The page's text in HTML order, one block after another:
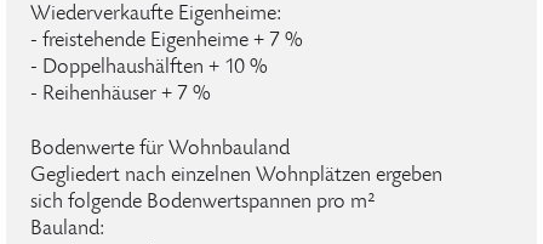
Wiederverkaufte Eigenheime:
- freistehende Eigenheime + 7 %
- Doppelhaushälften + 10 %
- Reihenhäuser + 7 %
Bodenwerte für Wohnbauland
Gegliedert nach einzelnen Wohnplätzen ergeben
sich folgende Bodenwertspannen pro m²
Bauland: